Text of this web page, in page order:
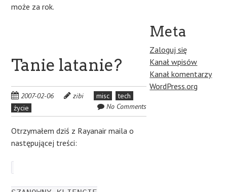
może za rok.
Tanie latanie?
2007-02-06 zibi misc
tech
życie
No Comments
Otrzymałem dziś z Rayanair maila o
następującej treści:
Meta
Zaloguj się
Kanał wpisów
Kanał komentarzy
WordPress.org